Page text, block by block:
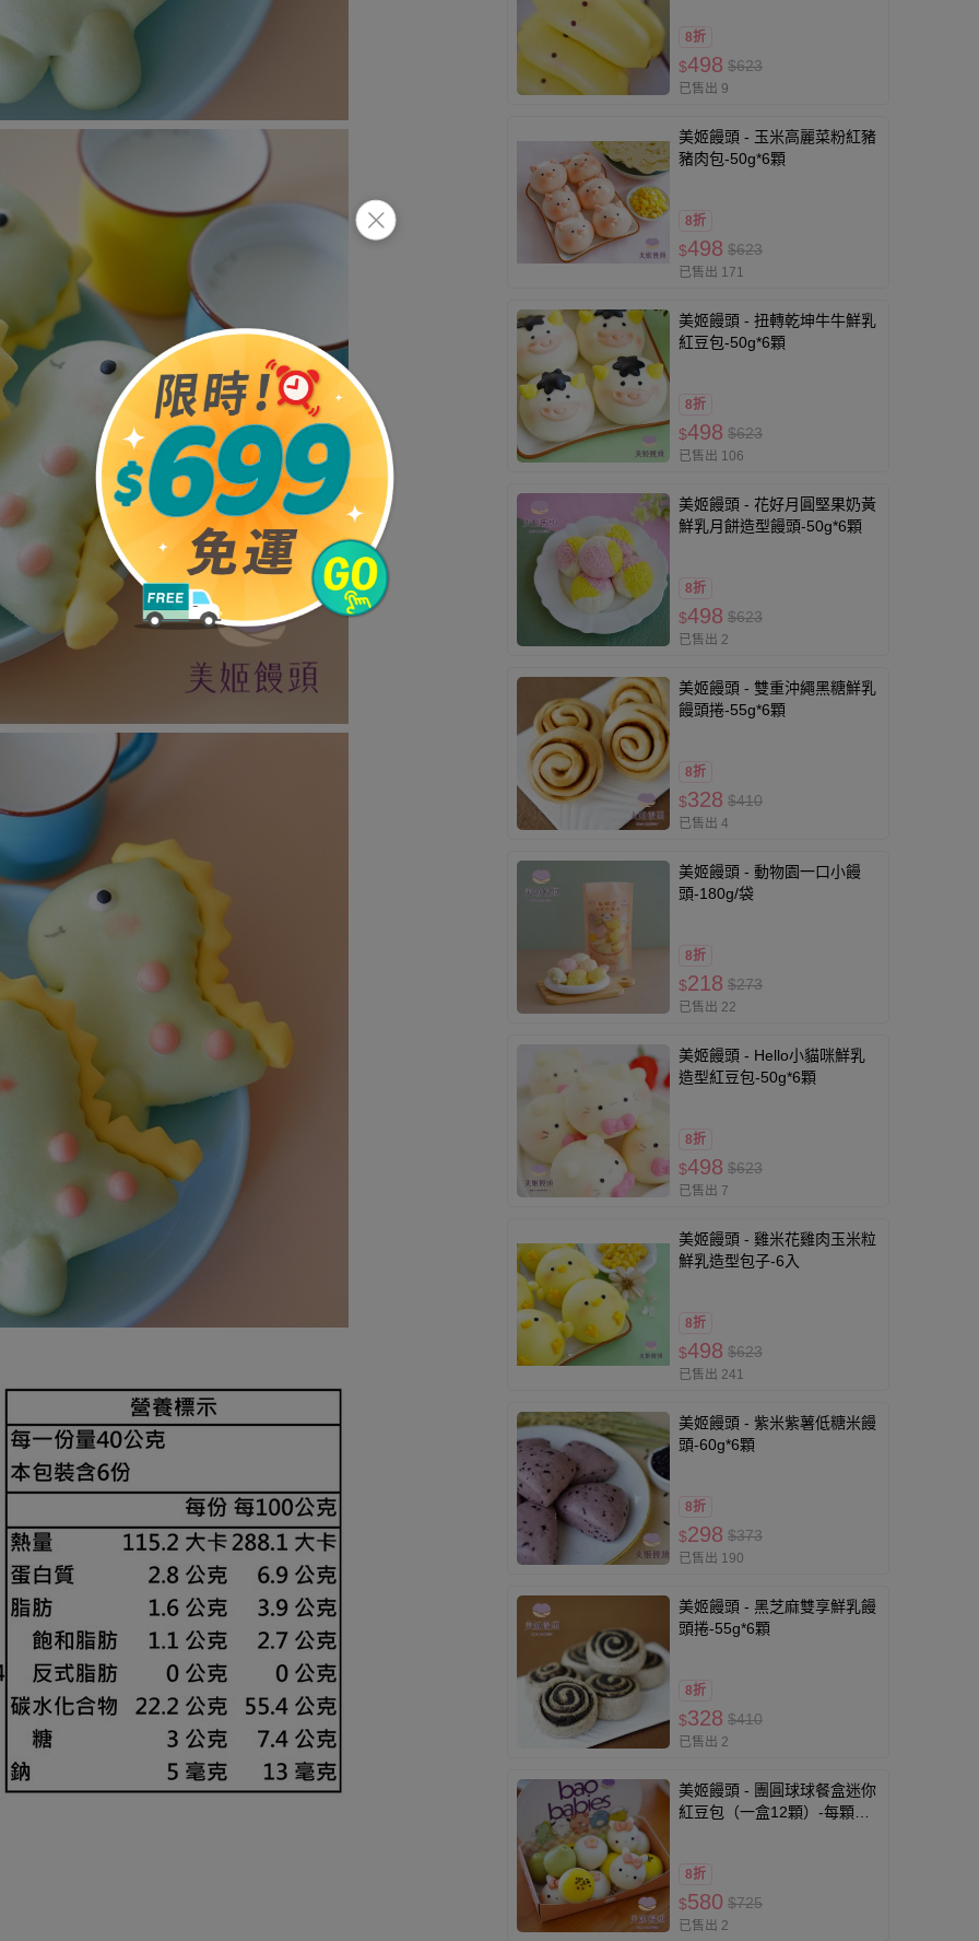
8折
$498 $623
已售出 9
美姬饅頭 - 玉米高麗菜粉紅豬
豬肉包-50g*6顆
8折
$498 $623
已售出 171
美姬饅頭 - 扭轉乾坤牛牛鮮乳
紅豆包-50g*6顆
8折
$498 $623
已售出 106
美姬饅頭 - 花好月圓堅果奶黃
鮮乳月餅造型饅頭-50g*6顆
8折
$498 $623
已售出 2
美姬饅頭 - 雙重沖繩黑糖鮮乳
饅頭捲-55g*6顆
8折
$328 $410
已售出 4
美姬饅頭 - 動物園一口小饅
頭-180g/袋
8折
$218 $273
已售出 22
美姬饅頭 - Hello小貓咪鮮乳
造型紅豆包-50g*6顆
8折
$498 $623
已售出 7
美姬饅頭 - 雞米花雞肉玉米粒
鮮乳造型包子-6入
8折
$498 $623
已售出 241
美姬饅頭 - 紫米紫薯低糖米饅
頭-60g*6顆
8折
$298 $373
已售出 190
美姬饅頭 - 黑芝麻雙享鮮乳饅
頭捲-55g*6顆
8折
$328 $410
已售出 2
美姬饅頭 - 團圓球球餐盒迷你
紅豆包（一盒12顆）-每顆重
8折
$580 $725
已售出 2